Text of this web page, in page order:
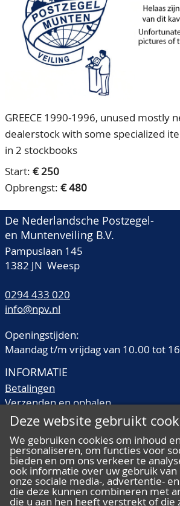
80 jarig bestaan
ACCOUNT
GREECE 1990-1996, unused mostly
dealerstock with some specialized
in 2 stockbooks
Start: € 250
Opbrengst: € 480
De Nederlandsche Postzegel-
en Muntenveiling B.V.
Pampuslaan 145
1382 JN Weesp
0294 433 020
info@npv.nl
Openingstijden:
Maandag t/m vrijdag van 10.00 tot
INFORMATIE
Betalingen
Verzenden en ophalen
Veilingtermen
Kwaliteitsomschrijvingen
Veelgestelde vragen
Deze website gebruikt
We gebruiken cookies om inhoud
personaliseren, om functies voor
bieden en om ons verkeer te
ook informatie over uw gebruik
onze sociale media-, advertentie-
die deze kunnen combineren met
die u aan hen heeft verstrekt of die